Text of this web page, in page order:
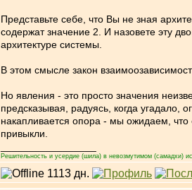
Представьте себе, что Вы не зная
содержат значение 2. И назовете эту
архитектуре системы.
В этом смысле закон
Но явления - это просто значения
предсказывая, радуясь, когда угадало,
накапливается опора - мы ожидаем, что
привыкли.
Решительность и усердие (шила) в невозмутимом (самадхи)